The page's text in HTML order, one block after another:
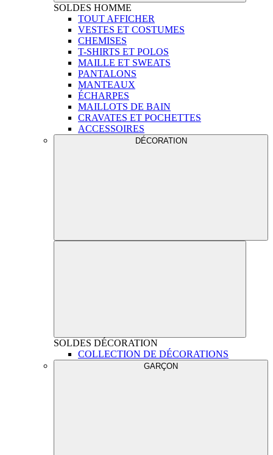
SOLDES HOMME
TOUT AFFICHER
VESTES ET COSTUMES
CHEMISES
T-SHIRTS ET POLOS
MAILLE ET SWEATS
PANTALONS
MANTEAUX
ÉCHARPES
MAILLOTS DE BAIN
CRAVATES ET POCHETTES
ACCESSOIRES
DÉCORATION
SOLDES DÉCORATION
COLLECTION DE DÉCORATIONS
GARÇON